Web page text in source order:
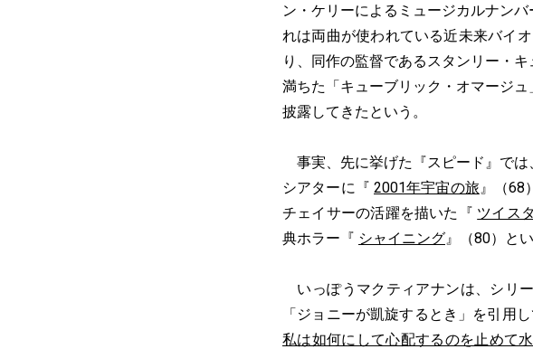
ン・ケリーによるミュージカルナン
れは両曲が使われている近未来バイ
り、同作の監督であるスタンリー・
満ちた「キューブリック・オマージ
披露してきたという。
事実、先に挙げた『スピード』では
シアターに『 2001年宇宙の旅 』（68
チェイサーの活躍を描いた『 ツイス
典ホラー『 シャイニング 』（80）と
いっぽうマクティアナンは、シリ
「ジョニーが凱旋するとき」を引用
私は如何にして心配するのを止めて